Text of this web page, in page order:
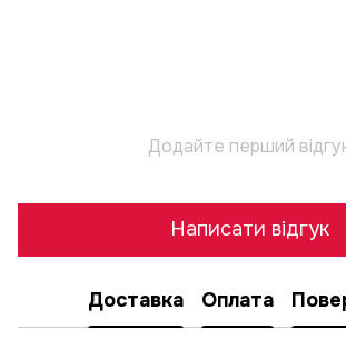
Додайте перший
Написати відгук
Доставка Оплата